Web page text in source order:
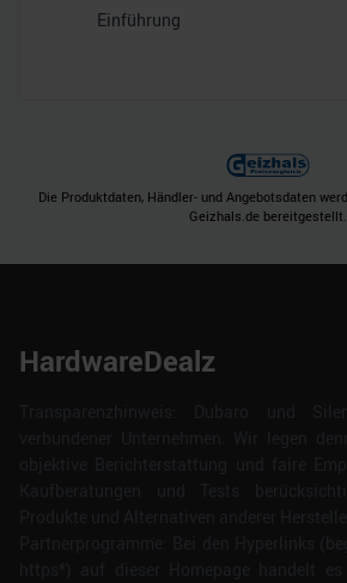
Einführung
Die Produktdaten, Händler- und Angebotsdaten
Geizhals.de bereitgestellt.
HardwareDealz